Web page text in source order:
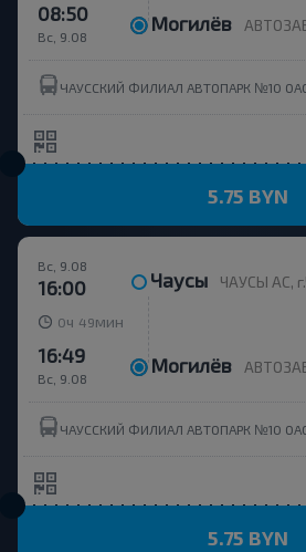
Вс, 9.08
08:50 Могилёв АВТОЗАВОД,
5.75 BYN
Вс, 9.08
16:00 Чаусы ЧАУСЫ АС,
0ч 49 мин
Вс, 9.08
16:49 Могилёв АВТОЗАВОД,
5.75 BYN